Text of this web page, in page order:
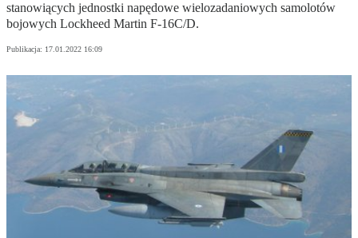
stanowiących jednostki napędowe wielozadaniowych samolotów
bojowych Lockheed Martin F-16C/D.
Publikacja: 17.01.2022 16:09